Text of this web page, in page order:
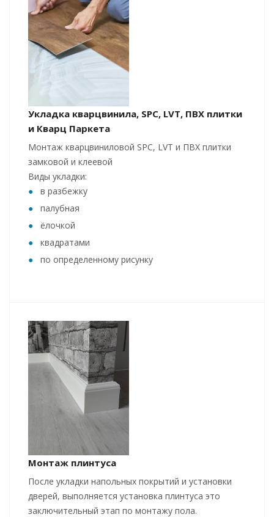
Укладка кварцвинила, SPC, LVT, ПВХ плитки
и Кварц Паркета
Монтаж кварцвиниловой SPC, LVT и ПВХ плитки
замковой и клеевой
Виды укладки:
в разбежку
палубная
ёлочкой
квадратами
по определенному рисунку
Монтаж плинтуса
После укладки напольных покрытий и установки
дверей, выполняется установка плинтуса это
заключительный этап по монтажу пола.